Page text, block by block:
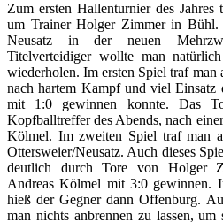
Zum ersten Hallenturnier des
um Trainer Holger Zimmer in
Neusatz in der neuen
Titelverteidiger wollte man
wiederholen. Im ersten Spiel traf man
nach hartem Kampf und viel
mit 1:0 gewinnen konnte. Das
Kopfballtreffer des Abends, nach
Kölmel. Im zweiten Spiel traf man
Ottersweier/Neusatz. Auch dieses
deutlich durch Tore von Holger
Andreas Kölmel mit 3:0 gewinnen.
hieß der Gegner dann Offenburg.
man nichts anbrennen zu lassen,